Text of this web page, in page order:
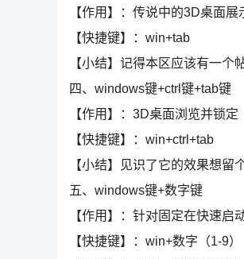
【作用】：传说中的3D桌面展
【快捷键】：win+tab
【小结】记得本区应该有一个
四、windows键+ctrl键+tab键
【作用】：3D桌面浏览并锁定
【快捷键】：win+ctrl+tab
【小结】见识了它的效果想
五、windows键+数字键
【作用】：针对固定在快速
【快捷键】：win+数字（1-9）